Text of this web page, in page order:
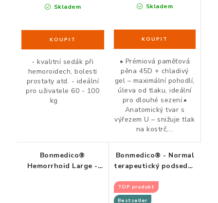
Skladem
- kvalitní sedák při
hemoroidech, bolesti
prostaty atd. - ideální
pro uživatele 60 - 100
kg
Skladem
• Prémiová paměťová
pěna 45D + chladivý
gel – maximální pohodlí,
úleva od tlaku, ideální
pro dlouhé sezení.•
Anatomický tvar s
výřezem U – snižuje tlak
na kostrč,...
Bonmedico®
Hemorrhoid Large -
Bonmedico® - Normal
terapeutický podsedák
gelu
TOP produkt
Bestseller